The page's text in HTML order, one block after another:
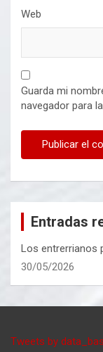
Web
Guarda mi
navegador para
Entradas
Los entrerrianos
30/05/2026
Tweets by